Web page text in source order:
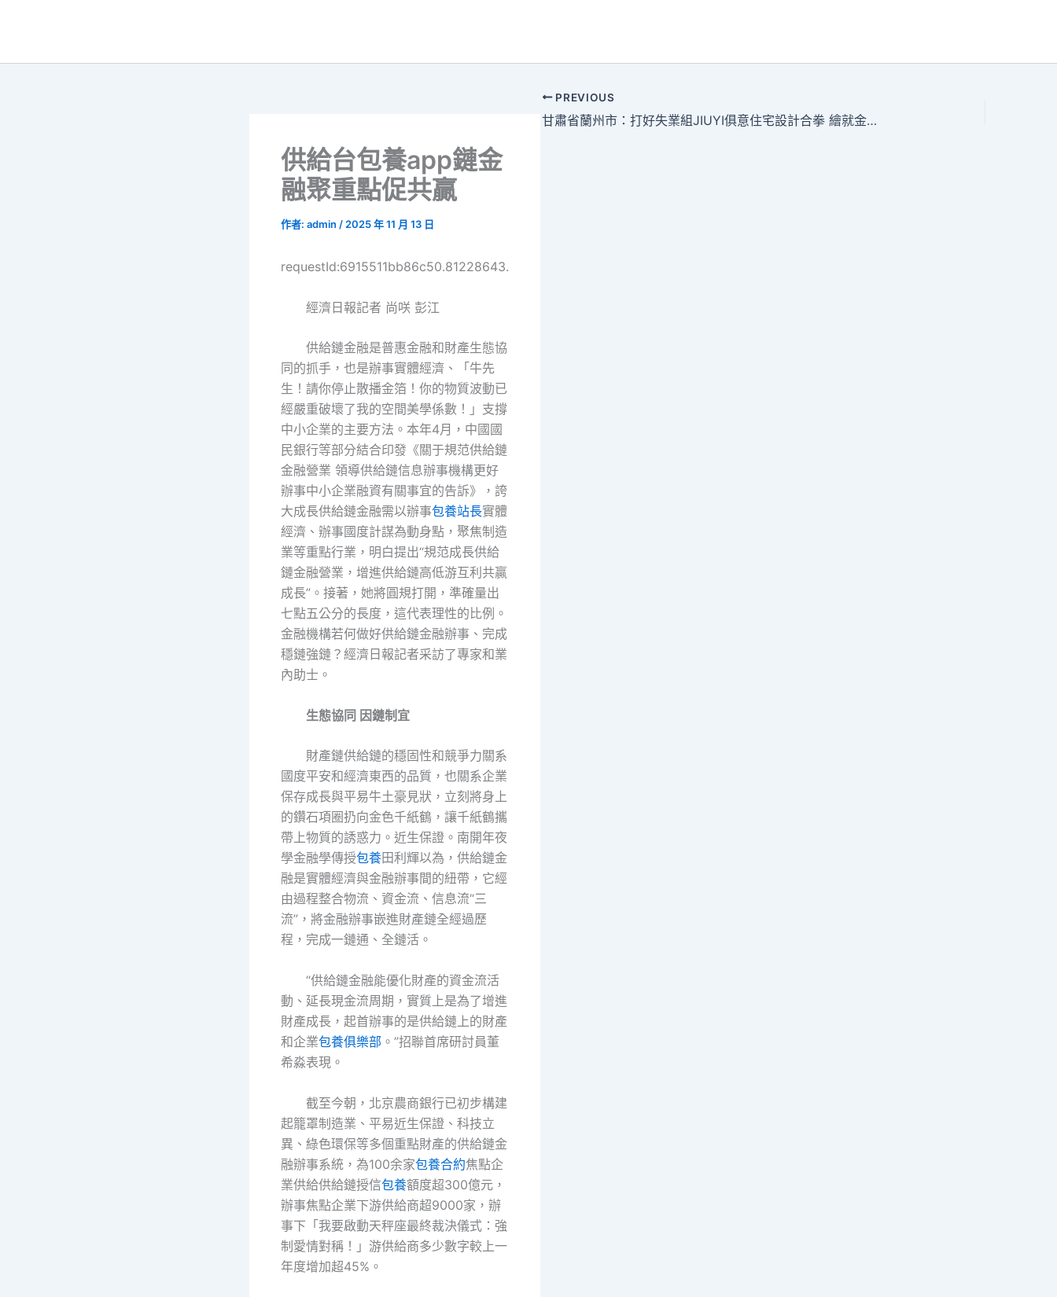
供給台包養app鏈金
融聚重點促共贏
作者: admin / 2025 年 11 月 13 日
requestId:6915511bb86c50.81228643.
經濟日報記者 尚咲 彭江
供給鏈金融是普惠金融和財產生態協
同的抓手，也是辦事實體經濟、「牛先
生！請你停止散播金箔！你的物質波動已
經嚴重破壞了我的空間美學係數！」支撐
中小企業的主要方法。本年4月，中國國
民銀行等部分結合印發《關于規范供給鏈
金融營業 領導供給鏈信息辦事機構更好
辦事中小企業融資有關事宜的告訴》，誇
大成長供給鏈金融需以辦事包養站長實體
經濟、辦事國度計謀為動身點，聚焦制造
業等重點行業，明白提出“規范成長供給
鏈金融營業，增進供給鏈高低游互利共贏
成長”。接著，她將圓規打開，準確量出
七點五公分的長度，這代表理性的比例。
金融機構若何做好供給鏈金融辦事、完成
穩鏈強鏈？經濟日報記者采訪了專家和業
內助士。
生態協同 因鏈制宜
財產鏈供給鏈的穩固性和競爭力關系
國度平安和經濟東西的品質，也關系企業
保存成長與平易牛土豪見狀，立刻將身上
的鑽石項圈扔向金色千紙鶴，讓千紙鶴攜
帶上物質的誘惑力。近生保證。南開年夜
學金融學傳授包養田利輝以為，供給鏈金
融是實體經濟與金融辦事間的紐帶，它經
由過程整合物流、資金流、信息流“三
流”，將金融辦事嵌進財產鏈全經過歷
程，完成一鏈通、全鏈活。
“供給鏈金融能優化財產的資金流活
動、延長現金流周期，實質上是為了增進
財產成長，起首辦事的是供給鏈上的財產
和企業包養俱樂部 。”招聯首席研討員董
希淼表現。
截至今朝，北京農商銀行已初步構建
起籠罩制造業、平易近生保證、科技立
異、綠色環保等多個重點財產的供給鏈金
融辦事系統，為100余家包養合約焦點企
業供給供給鏈授信包養額度超300億元，
辦事焦點企業下游供給商超9000家，辦
事下「我要啟動天秤座最終裁決儀式：強
制愛情對稱！」游供給商多少數字較上一
年度增加超45%。
PREVIOUS
甘肅省蘭州市：打好失業組JIUYI俱意住宅設計合拳 繪就金城幸福卷